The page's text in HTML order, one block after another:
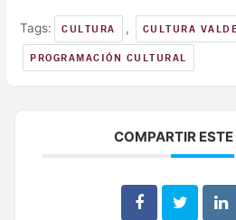
Tags: CULTURA , CULTURA
PROGRAMACIÓN CULTURAL
COMPARTIR